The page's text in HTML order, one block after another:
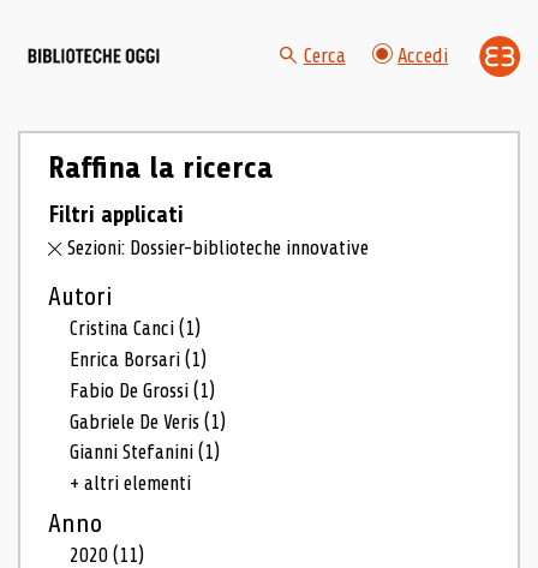
Cerca Accedi
Raffina la ricerca
Filtri applicati
Sezioni: Dossier-biblioteche innovative
Autori
Cristina Canci(1)
Enrica Borsari(1)
Fabio De Grossi(1)
Gabriele De Veris(1)
Gianni Stefanini(1)
+ altri elementi
Anno
2020(11)